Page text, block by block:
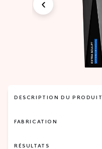
DESCRIPTION DU PRODUIT
FABRICATION
RÉSULTATS